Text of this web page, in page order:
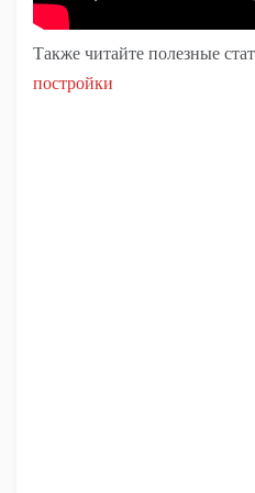
Также читайте полезные
постройки